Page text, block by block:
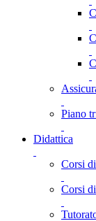
Piano
Didattica
Corsi
Corsi